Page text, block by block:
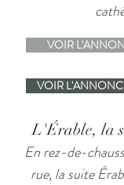
VOIR
VOIR
L'Érable, la
En rez-de-
rue, la suite